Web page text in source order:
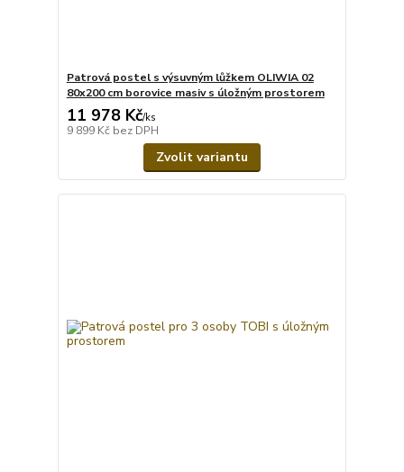
Patrová postel s výsuvným lůžkem OLIWIA 02
80x200 cm borovice masiv s úložným prostorem
11 978 Kč/ks
9 899 Kč bez DPH
Zvolit variantu